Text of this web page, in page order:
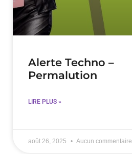
Alerte Techno –
Permalution
LIRE PLUS »
août 26, 2025 Aucun commentaire